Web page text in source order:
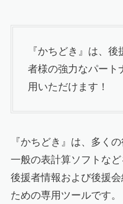
『かちどき』は、
者様の強力なパート
用いただけます！
『かちどき』は、多く
一般の表計算ソフトな
後援者情報および後援
ための専用ツールです。